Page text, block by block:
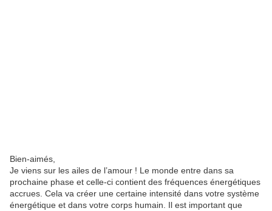
Bien-aimés,
Je viens sur les ailes de l’amour ! Le monde entre dans sa
prochaine phase et celle-ci contient des fréquences énergétiques
accrues. Cela va créer une certaine intensité dans votre système
énergétique et dans votre corps humain. Il est important que